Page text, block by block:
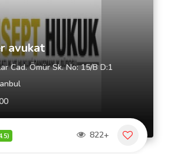
avukat
Cad. Ömür Sk. No: 15/B D:1
822+